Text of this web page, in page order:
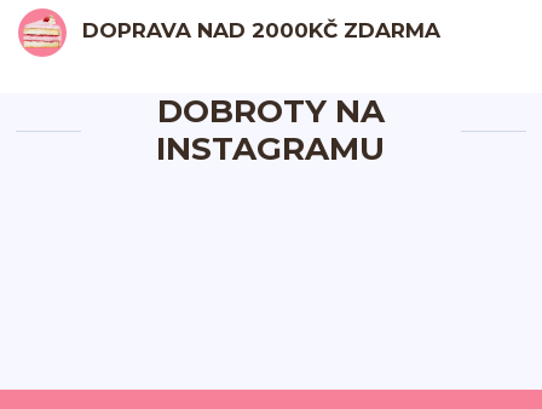
DOPRAVA NAD 2000KČ ZDARMA
DOBROTY NA
INSTAGRAMU